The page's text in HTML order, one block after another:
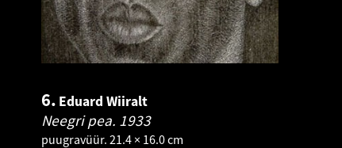
6. Eduard Wiiralt
Neegri pea. 1933
puugravüür. 21.4 × 16.0 cm